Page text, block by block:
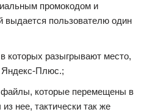
промокодом и
выдается пользователю один
которых разыгрывают место,
Яндекс-Плюс.;
файлы, которые перемещены в
нее, тактически так же